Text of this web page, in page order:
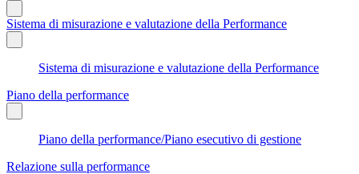
Sistema di misurazione e valutazione della Performance
Sistema di misurazione e valutazione della Performance
Piano della performance
Piano della performance/Piano esecutivo di gestione
Relazione sulla performance